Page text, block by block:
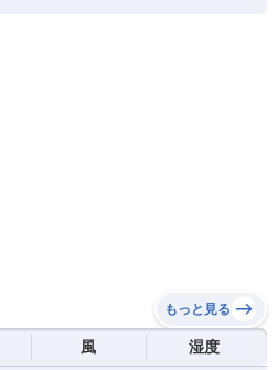
もっと見る
風 湿度